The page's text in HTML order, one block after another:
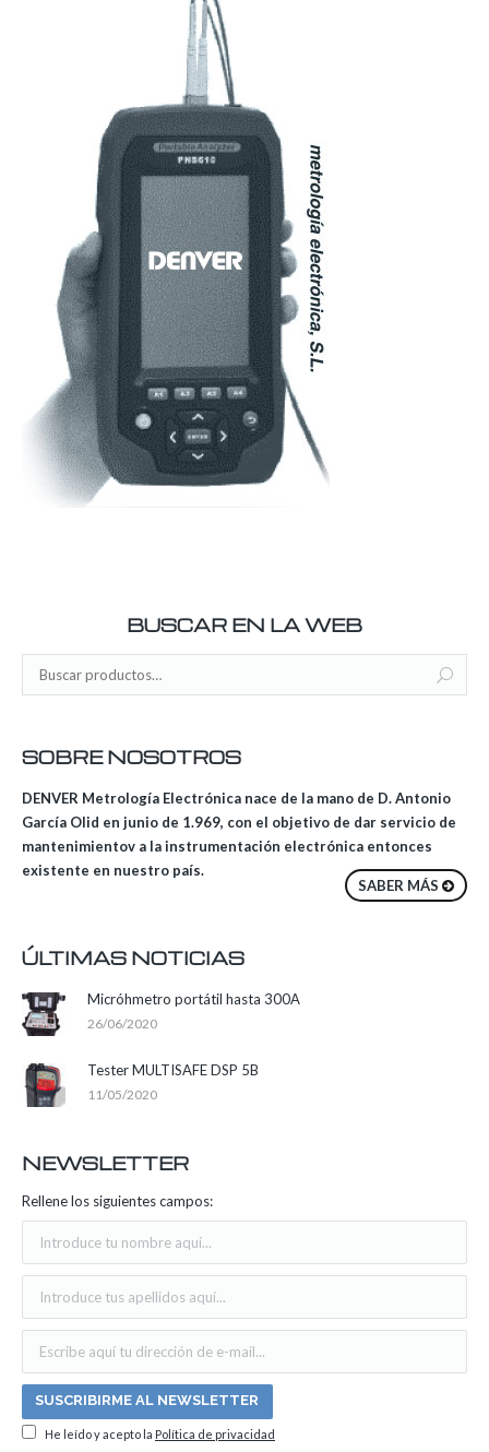
BUSCAR EN LA WEB
SOBRE NOSOTROS
DENVER Metrología Electrónica nace de la mano de D. Antonio
García Olid en junio de 1.969, con el objetivo de dar servicio de
mantenimientov a la instrumentación electrónica entonces
existente en nuestro país.
SABER MÁS
ÚLTIMAS NOTICIAS
Micróhmetro portátil hasta 300A
26/06/2020
Tester MULTISAFE DSP 5B
11/05/2020
NEWSLETTER
Rellene los siguientes campos:
He leído y acepto la Política de privacidad